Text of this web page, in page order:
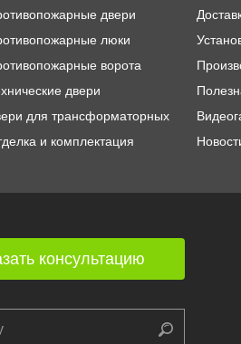
двери
люки
ворота
двери
для трансформаторных
и комплектация
консультацию